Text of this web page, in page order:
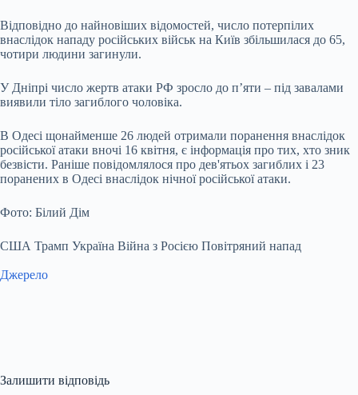
Відповідно до найновіших відомостей, число потерпілих
внаслідок нападу російських військ на Київ збільшилася до 65,
чотири людини загинули.
У Дніпрі число жертв атаки РФ зросло до п’яти – під завалами
виявили тіло загиблого чоловіка.
В Одесі щонайменше 26 людей отримали поранення внаслідок
російської атаки вночі 16 квітня, є інформація про тих, хто зник
безвісти. Раніше повідомлялося про дев'ятьох загиблих і 23
поранених в Одесі внаслідок нічної російської атаки.
Фото: Білий Дім
США Трамп Україна Війна з Росією Повітряний напад
Джерело
Залишити відповідь